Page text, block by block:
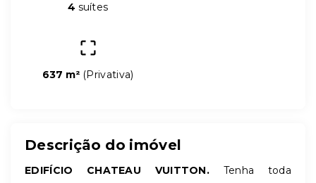
4 suítes
637 m² (Privativa)
Descrição do imóvel
EDIFÍCIO CHATEAU VUITTON. Tenha toda